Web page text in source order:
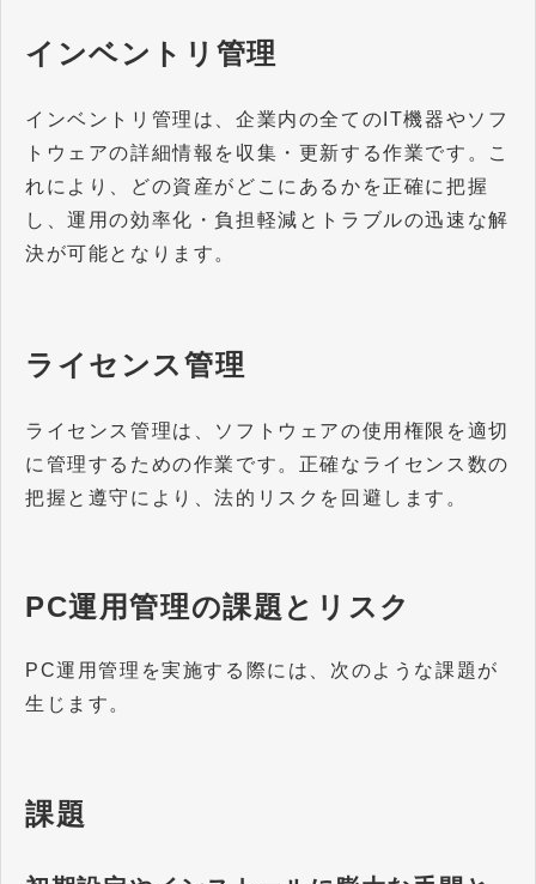
インベントリ管理
インベントリ管理は、企業内の全てのIT機器やソフ
トウェアの詳細情報を収集・更新する作業です。こ
れにより、どの資産がどこにあるかを正確に把握
し、運用の効率化・負担軽減とトラブルの迅速な解
決が可能となります。
ライセンス管理
ライセンス管理は、ソフトウェアの使用権限を適切
に管理するための作業です。正確なライセンス数の
把握と遵守により、法的リスクを回避します。
PC運用管理の課題とリスク
PC運用管理を実施する際には、次のような課題が
生じます。
課題